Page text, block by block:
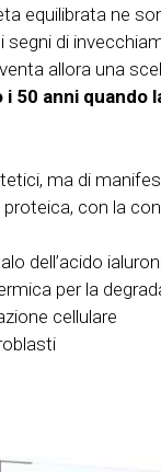
equilibrata ne
segni di
allora una
50 anni quando
ma di
con la
dell’acido
per la
cellulare